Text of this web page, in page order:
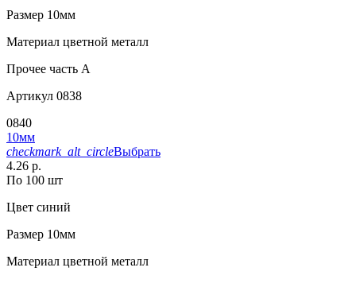
Размер 10мм
Материал цветной металл
Прочее часть A
Артикул 0838
0840
10мм
checkmark_alt_circleВыбрать
4.26 р.
По 100 шт
Цвет синий
Размер 10мм
Материал цветной металл